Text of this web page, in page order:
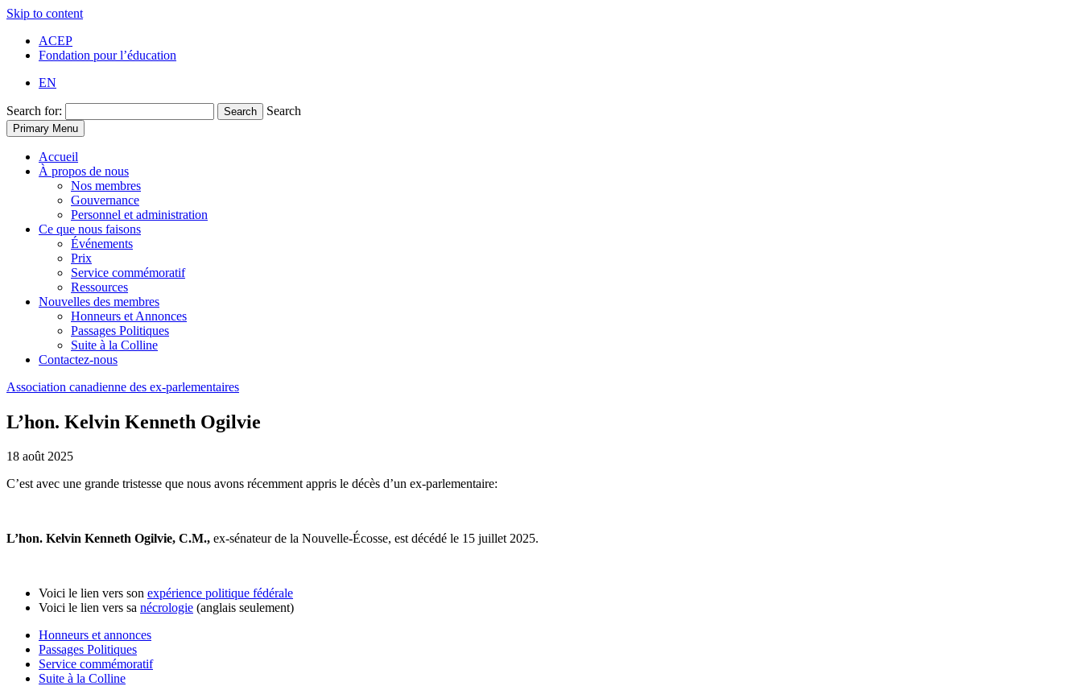
Skip to content
ACEP
Fondation pour l’éducation
EN
Search for: Search Search
Primary Menu
Accueil
À propos de nous
Nos membres
Gouvernance
Personnel et administration
Ce que nous faisons
Événements
Prix
Service commémoratif
Ressources
Nouvelles des membres
Honneurs et Annonces
Passages Politiques
Suite à la Colline
Contactez-nous
Association canadienne des ex-parlementaires
L’hon. Kelvin Kenneth Ogilvie
18 août 2025
C’est avec une grande tristesse que nous avons récemment appris le décès d’un ex-parlementaire:
L’hon. Kelvin Kenneth Ogilvie, C.M., ex-sénateur de la Nouvelle-Écosse, est décédé le 15 juillet 2025.
Voici le lien vers son expérience politique fédérale
Voici le lien vers sa nécrologie (anglais seulement)
Honneurs et annonces
Passages Politiques
Service commémoratif
Suite à la Colline